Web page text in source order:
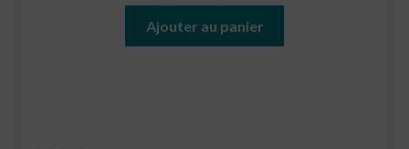
Ajouter au panier